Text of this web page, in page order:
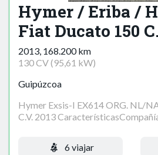
Hymer / Eriba /
Fiat Ducato 150
2013, 168.200 km
130 CV (95,61 kW)
Guipúzcoa
Hymer Exsis-I EX614 ORG. NL/
C.V. 2013
6 viajar